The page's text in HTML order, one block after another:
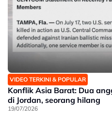
VIDEO TERKINI & POPULAR
Konflik Asia Barat: Dua
di Jordan, seorang hilang
19/07/2026